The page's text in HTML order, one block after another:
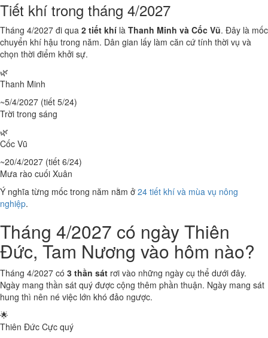
Tiết khí trong tháng 4/2027
Tháng 4/2027 đi qua 2 tiết khí là Thanh Minh và Cốc Vũ. Đây là mốc
chuyển khí hậu trong năm. Dân gian lấy làm căn cứ tính thời vụ và
chọn thời điểm khởi sự.
🌿
Thanh Minh
~5/4/2027 (tiết 5/24)
Trời trong sáng
🌿
Cốc Vũ
~20/4/2027 (tiết 6/24)
Mưa rào cuối Xuân
Ý nghĩa từng mốc trong năm nằm ở 24 tiết khí và mùa vụ nông
nghiệp.
Tháng 4/2027 có ngày Thiên
Đức, Tam Nương vào hôm nào?
Tháng 4/2027 có 3 thần sát rơi vào những ngày cụ thể dưới đây.
Ngày mang thần sát quý được cộng thêm phần thuận. Ngày mang sát
hung thì nên né việc lớn khó đảo ngược.
🌟
Thiên Đức Cực quý